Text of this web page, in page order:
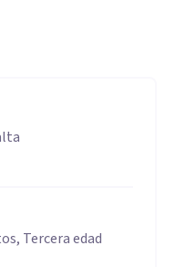
Tercera edad